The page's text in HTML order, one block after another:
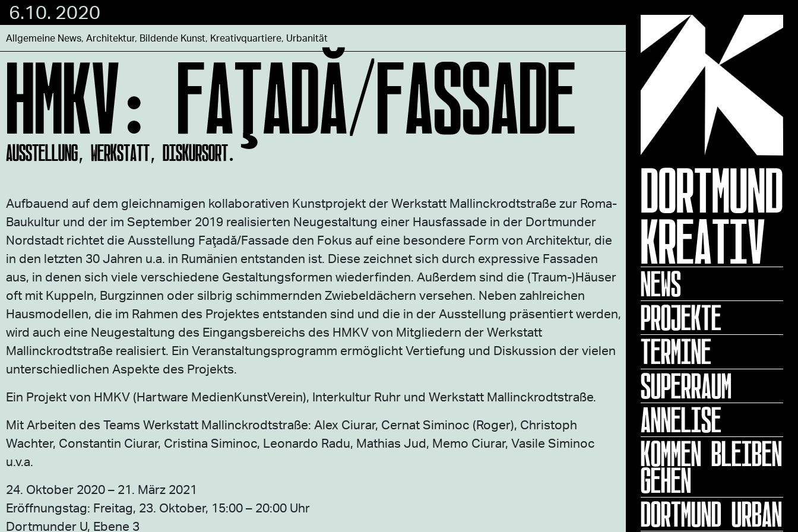
DORTMUND
KREATIV
NEWS
PROJEKTE
TERMINE
SUPERRAUM
ANNELISE
KOMMEN BLEIBEN
GEHEN
DORTMUND URBAN
6.10. 2020
Allgemeine News, Architektur, Bildende Kunst, Kreativquartiere, Urbanität
HMKV: FAŢADĂ/FASSADE
AUSSTELLUNG, WERKSTATT, DISKURSORT.
Aufbauend auf dem gleichnamigen kollaborativen Kunstprojekt der Werkstatt Mallinckrodtstraße zur Roma-
Baukultur und der im September 2019 realisierten Neugestaltung einer Hausfassade in der Dortmunder
Nordstadt richtet die Ausstellung Faţadă/Fassade den Fokus auf eine besondere Form von Architektur, die
in den letzten 30 Jahren u.a. in Rumänien entstanden ist. Diese zeichnet sich durch expressive Fassaden
aus, in denen sich viele verschiedene Gestaltungsformen wiederfinden. Außerdem sind die (Traum-)Häuser
oft mit Kuppeln, Burgzinnen oder silbrig schimmernden Zwiebeldächern versehen. Neben zahlreichen
Hausmodellen, die im Rahmen des Projektes entstanden sind und die in der Ausstellung präsentiert werden,
wird auch eine Neugestaltung des Eingangsbereichs des HMKV von Mitgliedern der Werkstatt
Mallinckrodtstraße realisiert. Ein Veranstaltungsprogramm ermöglicht Vertiefung und Diskussion der vielen
unterschiedlichen Aspekte des Projekts.
Ein Projekt von HMKV (Hartware MedienKunstVerein), Interkultur Ruhr und Werkstatt Mallinckrodtstraße.
Mit Arbeiten des Teams Werkstatt Mallinckrodtstraße: Alex Ciurar, Cernat Siminoc (Roger), Christoph
Wachter, Constantin Ciurar, Cristina Siminoc, Leonardo Radu, Mathias Jud, Memo Ciurar, Vasile Siminoc
u.v.a.
24. Oktober 2020 – 21. März 2021
Eröffnungstag: Freitag, 23. Oktober, 15:00 – 20:00 Uhr
Dortmunder U, Ebene 3